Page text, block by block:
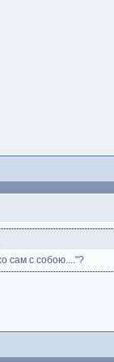
сам с собою...."?